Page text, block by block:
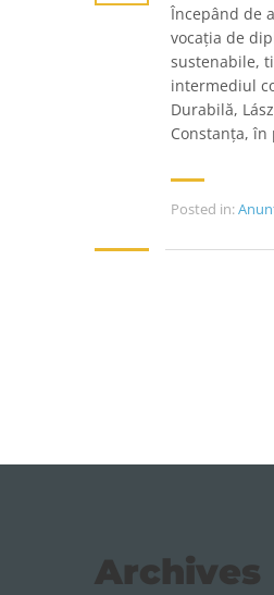
Începând de
vocația de
sustenabile,
intermediul
Durabilă,
Constanța,
Posted in:
Archives